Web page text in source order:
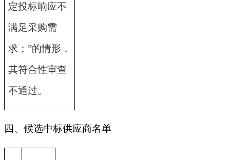
定投标响应不
满足采购需
求；”的情形，
其符合性审查
不通过。
四、候选中标供应商名单